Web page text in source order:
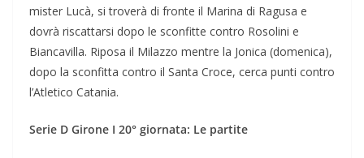
mister Lucà, si troverà di fronte il Marina di Ragusa e
dovrà riscattarsi dopo le sconfitte contro Rosolini e
Biancavilla. Riposa il Milazzo mentre la Jonica (domenica),
dopo la sconfitta contro il Santa Croce, cerca punti contro
l’Atletico Catania.
Serie D Girone I 20° giornata: Le partite